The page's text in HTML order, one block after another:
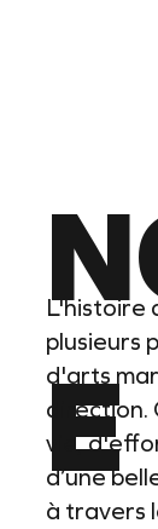
E
L'histoire
plusieurs
d'arts
direction.
vie,
d’une
à travers